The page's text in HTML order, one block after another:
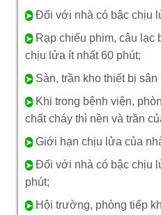
➤ Đối với nhà có bậc chịu
➤ Rạp chiếu phim, câu lạc
chịu lửa ít nhất 60 phút;
➤ Sàn, trần kho thiết bị
➤ Khi trong bệnh viện,
chất cháy thì nền và trần
➤ Giới hạn chịu lửa của
➤ Đối với nhà có bậc chịu
phút;
➤ Hội trường, phòng tiếp